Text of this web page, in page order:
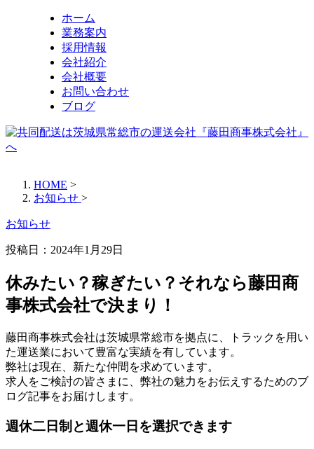
ホーム
業務案内
採用情報
会社紹介
会社概要
お問い合わせ
ブログ
HOME >
お知らせ >
お知らせ
投稿日： 2024年1月29日
休みたい？稼ぎたい？それなら藤田商
事株式会社で決まり！
藤田商事株式会社は茨城県常総市を拠点に、トラックを用い
た運送業において豊富な実績を有しています。
弊社は現在、新たな仲間を求めています。
求人をご検討の皆さまに、弊社の魅力をお伝えするためのブ
ログ記事をお届けします。
週休二日制と週休一日を選択できます